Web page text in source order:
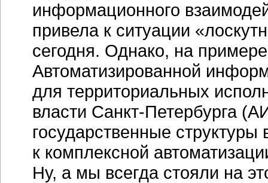
информационного
привела к ситуации
сегодня. Однако, на
Автоматизированной
для территориальных
власти Санкт-Петербурга
государственные
к комплексной
Ну, а мы всегда стояли на